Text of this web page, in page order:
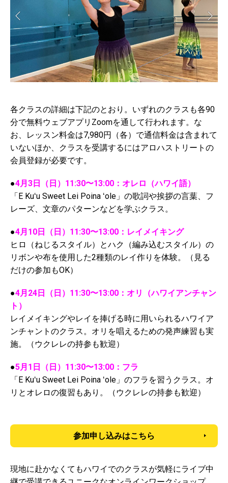
各クラスの詳細は下記のとおり。いずれのクラスも各90
分で無料ウェブアプリZoomを通して行われます。な
お、レッスン料金は7,980円（各）で通信料金は含まれて
いないほか、クラスを受講するにはアロハストリートの
会員登録が必要です。
●4月3日（日）11:30〜13:00：オレロ（ハワイ語）
「E Kuʻu Sweet Lei Poina ʻole」の歌詞や挨拶の言葉、フ
レーズ、文章のパターンなどを学ぶクラス。
●4月10日（日）11:30〜13:00：レイメイキング
ヒロ（ねじるスタイル）とハク（編み込むスタイル）の
リボンや布を使用した2種類のレイ作りを体験。（見る
だけの参加もOK）
●4月24日（日）11:30〜13:00：オリ（ハワイアンチャン
ト）
レイメイキングやレイを捧げる時に用いられるハワイア
ンチャントのクラス。オリを唱えるための発声練習も実
施。（ウクレレの持参も歓迎）
●5月1日（日）11:30〜13:00：フラ
「E Kuʻu Sweet Lei Poina ʻole」のフラを習うクラス。オ
リとオレロの復習もあり。（ウクレレの持参も歓迎）
参加申し込みはこちら
現地に赴かなくてもハワイでのクラスが気軽にライブ中